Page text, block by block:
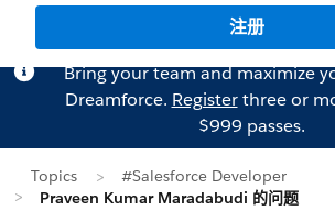
注册
Bring your team and maximize
Dreamforce. Registerthree or
$999 passes.
Topics
#Salesforce Developer
Praveen Kumar Maradabudi 的问题